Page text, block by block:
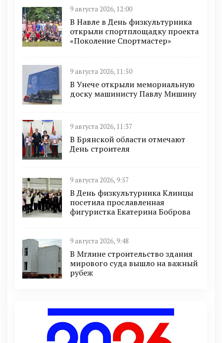
9 августа 2026, 12:00
В Навле в День физкультурника
открыли спортплощадку проекта
«Поколение Спортмастер»
9 августа 2026, 11:50
В Унече открыли мемориальную
доску машинисту Павлу Мишину
9 августа 2026, 11:37
В Брянской области отмечают
День строителя
9 августа 2026, 9:57
В День физкультурника Клинцы
посетила прославленная
фигуристка Екатерина Боброва
9 августа 2026, 9:48
В Мглине строительство здания
мирового суда вышло на важный
рубеж